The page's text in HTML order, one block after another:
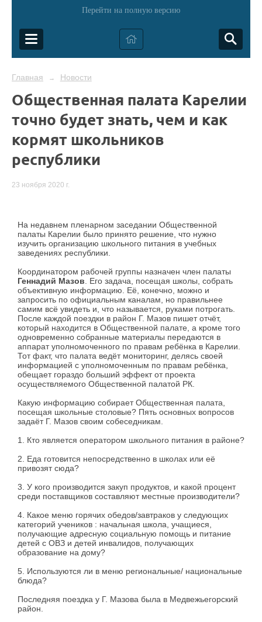
Перейти на полную версию
Главная → Новости
Общественная палата Карелии
точно будет знать, чем и как
кормят школьников
республики
23 ноября 2020 г.
На недавнем пленарном заседании Общественной
палаты Карелии было принято решение, что нужно
изучить организацию школьного питания в учебных
заведениях республики.
Координатором рабочей группы назначен член палаты
Геннадий Мазов . Его задача, посещая школы, собрать
объективную информацию. Её, конечно, можно и
запросить по официальным каналам, но правильнее
самим всё увидеть и, что называется, руками потрогать.
После каждой поездки в район Г. Мазов пишет отчёт,
который находится в Общественной палате, а кроме того
одновременно собранные материалы передаются в
аппарат уполномоченного по правам ребёнка в Карелии.
Тот факт, что палата ведёт мониторинг, делясь своей
информацией с уполномоченным по правам ребёнка,
обещает гораздо больший эффект от проекта
осуществляемого Общественной палатой РК.
Какую информацию собирает Общественная палата,
посещая школьные столовые? Пять основных вопросов
задаёт Г. Мазов своим собеседникам.
1. Кто является оператором школьного питания в районе?
2. Еда готовится непосредственно в школах или её
привозят сюда?
3. У кого производится закуп продуктов, и какой процент
среди поставщиков составляют местные производители?
4. Какое меню горячих обедов/завтраков у следующих
категорий учеников : начальная школа, учащиеся,
получающие адресную социальную помощь и питание
детей с ОВЗ и детей инвалидов, получающих
образование на дому?
5. Используются ли в меню региональные/ национальные
блюда?
Последняя поездка у Г. Мазова была в Медвежьегорский
район.